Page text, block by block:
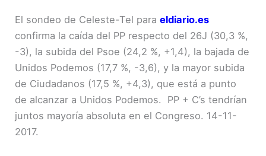
El sondeo de Celeste-Tel paraeldiario.es
confirma la caída del PP respecto del 26J (30,3 %,
-3), la subida del Psoe (24,2 %, +1,4), la bajada de
Unidos Podemos (17,7 %, -3,6), y la mayor subida
de Ciudadanos (17,5 %, +4,3), que está a punto
de alcanzar a Unidos Podemos. PP + C’s tendrían
juntos mayoría absoluta en el Congreso. 14-11-
2017.